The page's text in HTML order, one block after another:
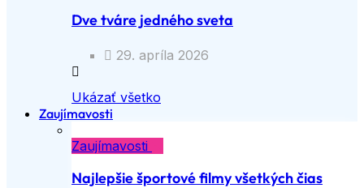
Dve tváre jedného sveta
29. apríla 2026
Ukázať všetko
Zaujímavosti
Zaujímavosti
Najlepšie športové filmy všetkých čias